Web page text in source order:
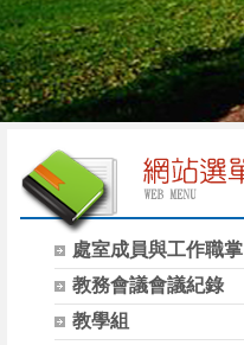
處室成員與工作職掌
教務會議會議紀錄
教學組